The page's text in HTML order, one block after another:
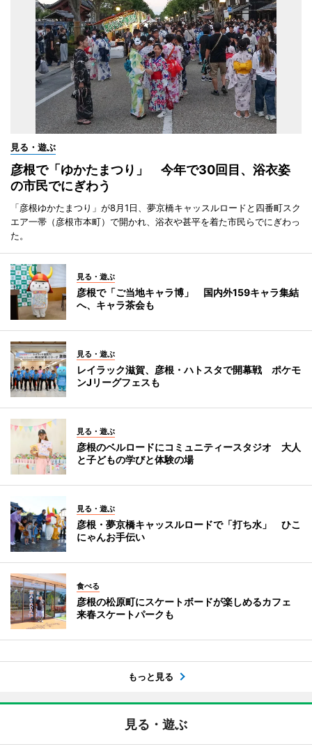
見る・遊ぶ
彦根で「ゆかたまつり」 今年で30回目、浴衣姿
の市民でにぎわう
「彦根ゆかたまつり」が8月1日、夢京橋キャッスルロードと四番町スク
エア一帯（彦根市本町）で開かれ、浴衣や甚平を着た市民らでにぎわっ
た。
見る・遊ぶ
彦根で「ご当地キャラ博」 国内外159キャラ集結
へ、キャラ茶会も
見る・遊ぶ
レイラック滋賀、彦根・ハトスタで開幕戦 ポケモ
ンJリーグフェスも
見る・遊ぶ
彦根のベルロードにコミュニティースタジオ 大人
と子どもの学びと体験の場
見る・遊ぶ
彦根・夢京橋キャッスルロードで「打ち水」 ひこ
にゃんお手伝い
食べる
彦根の松原町にスケートボードが楽しめるカフェ
来春スケートパークも
もっと見る
見る・遊ぶ